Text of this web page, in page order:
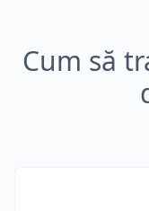
Cum să